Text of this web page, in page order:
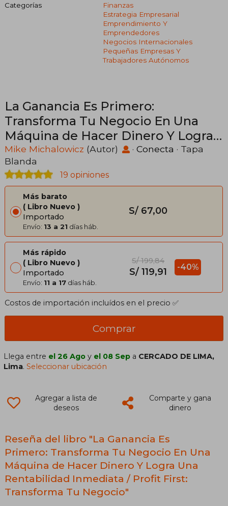
Categorías
Finanzas
Estrategia Empresarial
Emprendimiento Y
Emprendedores
Negocios Internacionales
Pequeñas Empresas Y
Trabajadores Autónomos
La Ganancia Es Primero:
Transforma Tu Negocio En Una
Máquina de Hacer Dinero Y Logra
Una Rentabilidad Inmediata /
Profit First: Transforma Tu Negocio
Mike Michalowicz (Autor) · Conecta · Tapa
Blanda
19 opiniones
Más barato
Libro Nuevo
Importado
Envío: 13 a 21 días háb.
S/ 67,00
Más rápido
Libro Nuevo
Importado
Envío: 11 a 17 días háb.
S/ 199,84
S/ 119,91 -40%
Costos de importación incluídos en el precio ✅
Comprar
Llega entre el 26 Ago y el 08 Sep a CERCADO DE LIMA,
Lima.Seleccionar ubicación
Agregar a lista de
deseos
Comparte y gana
dinero
Reseña del libro "La Ganancia Es
Primero: Transforma Tu Negocio En Una
Máquina de Hacer Dinero Y Logra Una
Rentabilidad Inmediata / Profit First:
Transforma Tu Negocio"